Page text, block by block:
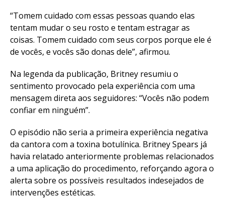
“Tomem cuidado com essas pessoas quando elas
tentam mudar o seu rosto e tentam estragar as
coisas. Tomem cuidado com seus corpos porque ele é
de vocês, e vocês são donas dele”, afirmou.
Na legenda da publicação, Britney resumiu o
sentimento provocado pela experiência com uma
mensagem direta aos seguidores: “Vocês não podem
confiar em ninguém”.
O episódio não seria a primeira experiência negativa
da cantora com a toxina botulínica. Britney Spears já
havia relatado anteriormente problemas relacionados
a uma aplicação do procedimento, reforçando agora o
alerta sobre os possíveis resultados indesejados de
intervenções estéticas.